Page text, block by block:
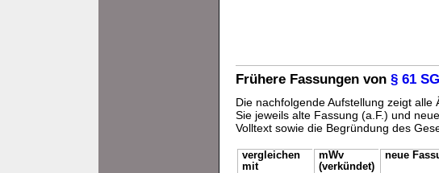
Frühere Fassungen von § 61
Die nachfolgende Aufstellung zeigt
Sie jeweils alte Fassung (a.F.) und
Volltext sowie die Begründung des
vergleichen
mit
mWv
(verkündet)
neue